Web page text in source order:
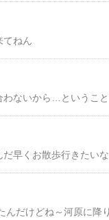
てねん
早くお散歩行きたいな